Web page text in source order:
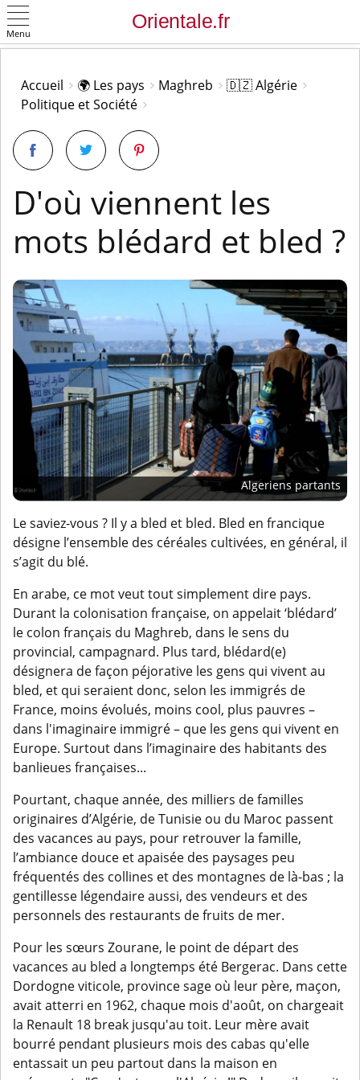
Menu
Accueil 🌍 Les pays Maghreb
🇩🇿 Algérie
Politique et Société
D'où viennent les
mots blédard et bled ?
Algeriens partants
Le saviez-vous ? Il y a bled et bled. Bled en francique
désigne l’ensemble des céréales cultivées, en général, il
s’agit du blé.
En arabe, ce mot veut tout simplement dire pays.
Durant la colonisation française, on appelait ‘blédard’
le colon français du Maghreb, dans le sens du
provincial, campagnard. Plus tard, blédard(e)
désignera de façon péjorative les gens qui vivent au
bled, et qui seraient donc, selon les immigrés de
France, moins évolués, moins cool, plus pauvres –
dans l'imaginaire immigré – que les gens qui vivent en
Europe. Surtout dans l’imaginaire des habitants des
banlieues françaises...
Pourtant, chaque année, des milliers de familles
originaires d’Algérie, de Tunisie ou du Maroc passent
des vacances au pays, pour retrouver la famille,
l’ambiance douce et apaisée des paysages peu
fréquentés des collines et des montagnes de là-bas ; la
gentillesse légendaire aussi, des vendeurs et des
personnels des restaurants de fruits de mer.
Pour les sœurs Zourane, le point de départ des
vacances au bled a longtemps été Bergerac. Dans cette
Dordogne viticole, province sage où leur père, maçon,
avait atterri en 1962, chaque mois d'août, on chargeait
la Renault 18 break jusqu'au toit. Leur mère avait
bourré pendant plusieurs mois des cabas qu'elle
entassait un peu partout dans la maison en